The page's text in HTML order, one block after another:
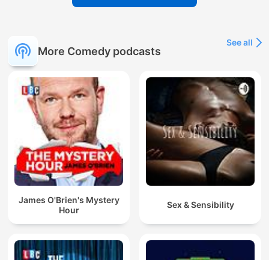
More Comedy podcasts
See all
James O'Brien's Mystery
Hour
Sex & Sensibility